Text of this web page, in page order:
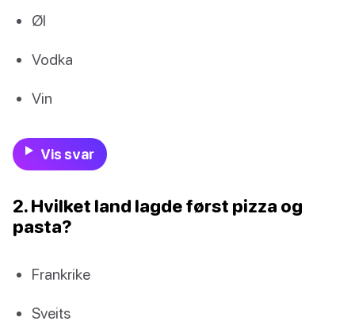
Øl
Vodka
Vin
Vis svar
2. Hvilket land lagde først pizza og
pasta?
Frankrike
Sveits